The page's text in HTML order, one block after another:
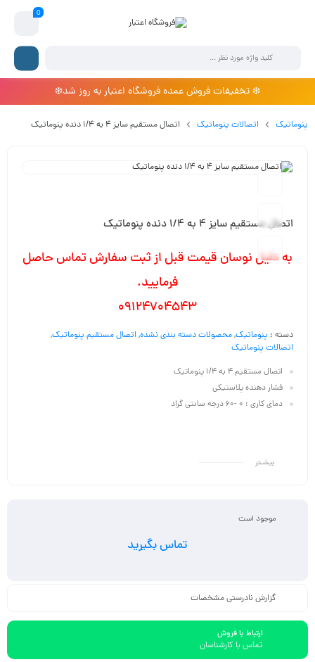
0
❄️ تخفیفات فروش عمده فروشگاه اعتبار به روز شد❄️
پنوماتیک اتصالات پنوماتیک اتصال مستقیم سایز 4 به 1/4 دنده پنوماتیک
اتصال مستقیم سایز 4 به 1/4 دنده پنوماتیک
به دلیل نوسان قیمت قبل از ثبت سفارش تماس حاصل
فرمایید.
09124704543
دسته : پنوماتیک,محصولات دسته بندی نشده,اتصال مستقیم پنوماتیک,
اتصالات پنوماتیک
اتصال مستقیم 4 به 1/4 پنوماتیک
فشار دهنده پلاستیکی
دمای کاری : 0 -60 درجه سانتی گراد
بیشـتر
موجود است
تماس بگیرید
گزارش نادرستی مشخصات
ارتباط با فروش
تماس با کارشناسان